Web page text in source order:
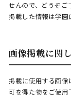
せんので、どうぞご
掲載した情報は学園
画像掲載に関
掲載に使用する画
可を得た物をご使用